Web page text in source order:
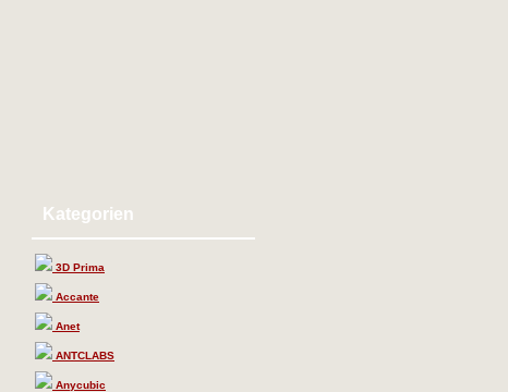
Kategorien
3D Prima
Accante
Anet
ANTCLABS
Anycubic